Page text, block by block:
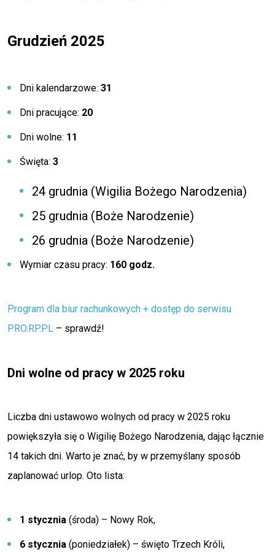
Grudzień 2025
Dni kalendarzowe: 31
Dni pracujące: 20
Dni wolne: 11
Święta: 3
24 grudnia (Wigilia Bożego Narodzenia)
25 grudnia (Boże Narodzenie)
26 grudnia (Boże Narodzenie)
Wymiar czasu pracy: 160 godz.
Program dla biur rachunkowych + dostęp do serwisu
PRO.RP.PL – sprawdź!
Dni wolne od pracy w 2025 roku
Liczba dni ustawowo wolnych od pracy w 2025 roku
powiększyła się o Wigilię Bożego Narodzenia, dając łącznie
14 takich dni. Warto je znać, by w przemyślany sposób
zaplanować urlop. Oto lista:
1 stycznia (środa) – Nowy Rok,
6 stycznia (poniedziałek) – święto Trzech Króli,